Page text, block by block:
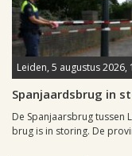
Leiden, 5 augustus 2026,
Spanjaardsbrug in
De Spanjaarsbrug tussen
brug is in storing. De